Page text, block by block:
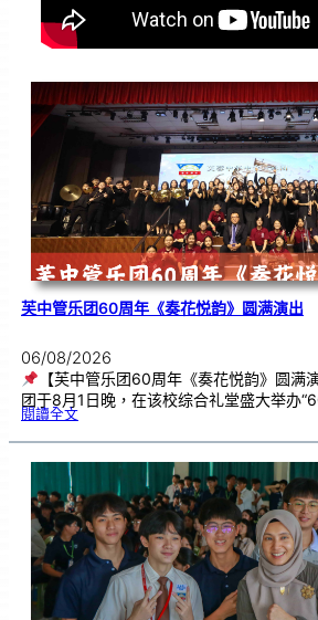
芙中管乐团60周年《奏花悦韵》圆满演出
06/08/2026
【芙中管乐团60周年《奏花悦韵》圆满
团于8月1日晚，在该校综合礼堂盛大举办
閱讀全文:芙
乐
6
0
《
奏
花
悦
韵
》
圆
满
演
出